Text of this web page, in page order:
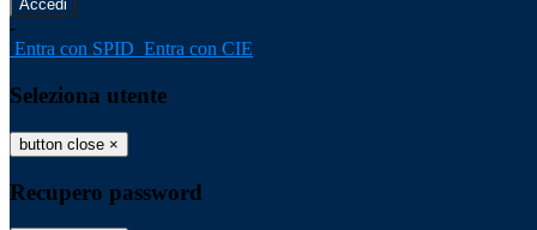
-
Entra con SPID Entra con CIE
Seleziona utente
button close ×
Recupero password